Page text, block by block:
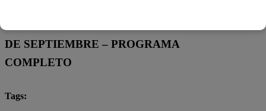
DE SEPTIEMBRE – PROGRAMA
COMPLETO
Tags: